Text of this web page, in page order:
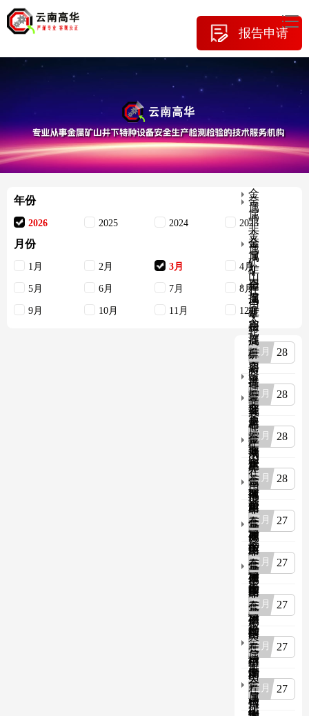
报告申请
年份
2026 2025 2024 2023
月份
1月 2月 3月 4月
5月 6月 7月 8月
9月 10月 11月 12月
金
属
非
金
属
矿
山
在
用
天
轮
轴、
导
向
轮
轴
安
全
检
测
检
验
报
告
28
金
属
非
金
属
矿
用
提
升
容
器
重
要
承
载
件
超
声
波
探
伤
安
全
检
测
检
验
报
告
28
金
属
非
金
属
矿
用
提
升
容
器
重
要
承
载
件
超
声
波
探
伤
安
全
检
测
检
验
报
告
28
金
属
非
金
属
矿
用
提
升
容
器
重
要
承
载
件
超
声
波
探
伤
安
全
检
测
检
验
报
告
28
金
属
非
金
属
矿
山
在
用
提
升
钢
丝
绳
安
全
检
测
检
验
报
告
27
金
属
非
金
属
露
天
矿
山
在
用
矿
用
自
卸
汽
车
安
全
检
测
检
验
27
金
属
非
金
属
露
天
矿
山
在
用
矿
用
自
卸
汽
车
安
全
检
27
金
属
非
金
属
露
天
矿
山
在
用
矿
用
自
卸
汽
车
27
金
属
非
金
属
露
天
矿
山
在
用
矿
用
自
27
金
属
非
金
属
露
天
矿
山
在
用
金
属
非
金
属
矿
金
属
非